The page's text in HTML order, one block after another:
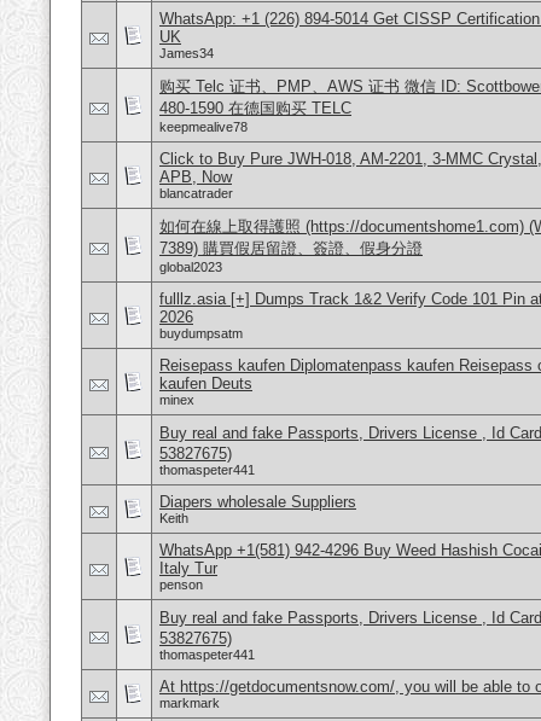
WhatsApp: +1 (226) 894-5014​ Get CISSP
UK
James34
购买 Telc 证书、PMP、AWS 证书 微信 ID:
480-1590 在德国购买 TELC
keepmealive78
Click to Buy Pure JWH-018, AM-2201, 3-MMC
APB, Now
blancatrader
如何在線上取得護照 (https://documentshome1.com)
7389) 購買假居留證、簽證、假身分證
global2023
fulllz.asia [+] Dumps Track 1&2 Verify Code 101 Pin
2026
buydumpsatm
Reisepass kaufen Diplomatenpass kaufen Reisepass
kaufen Deuts
minex
Buy real and fake Passports, Drivers License , Id
53827675)
thomaspeter441
Diapers wholesale Suppliers
Keith
WhatsApp +1(581) 942-4296 Buy Weed Hashish
Italy Tur
penson
Buy real and fake Passports, Drivers License , Id
53827675)
thomaspeter441
At https://getdocumentsnow.com/, you will be able to
markmark